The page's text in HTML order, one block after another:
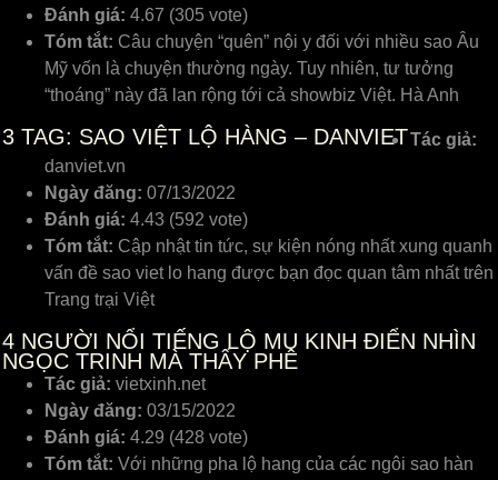
Đánh giá: 4.67 (305 vote)
Tóm tắt: Câu chuyện “quên” nội y đối với nhiều sao Âu
Mỹ vốn là chuyện thường ngày. Tuy nhiên, tư tưởng
“thoáng” này đã lan rộng tới cả showbiz Việt. Hà Anh
3 TAG: SAO VIỆT LỘ HÀNG – DANVIETTác giả:
danviet.vn
Ngày đăng: 07/13/2022
Đánh giá: 4.43 (592 vote)
Tóm tắt: Cập nhật tin tức, sự kiện nóng nhất xung quanh
vấn đề sao viet lo hang được bạn đọc quan tâm nhất trên
Trang trại Việt
4 NGƯỜI NỔI TIẾNG LỘ MU KINH ĐIỂN NHÌN
NGỌC TRINH MÀ THẤY PHÊ
Tác giả: vietxinh.net
Ngày đăng: 03/15/2022
Đánh giá: 4.29 (428 vote)
Tóm tắt: Với những pha lộ hang của các ngôi sao hàn